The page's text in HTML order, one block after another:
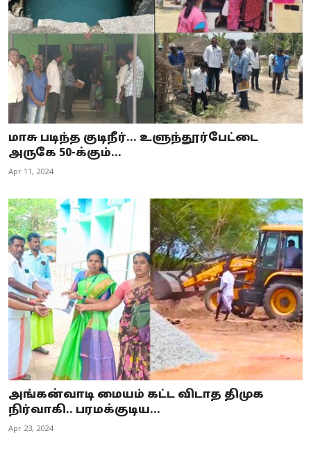
மாசு படிந்த குடிநீர்... உளுந்தூர்பேட்டை
அருகே 50-க்கும்...
Apr 11, 2024
அங்கன்வாடி மையம் கட்ட விடாத திமுக
நிர்வாகி.. பரமக்குடிய...
Apr 23, 2024